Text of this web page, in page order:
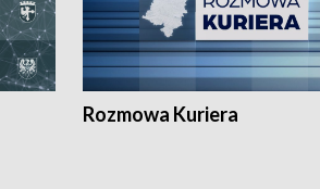
Rozmowa Kuriera